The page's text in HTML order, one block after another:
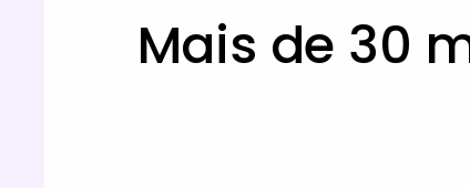
Mais de 30